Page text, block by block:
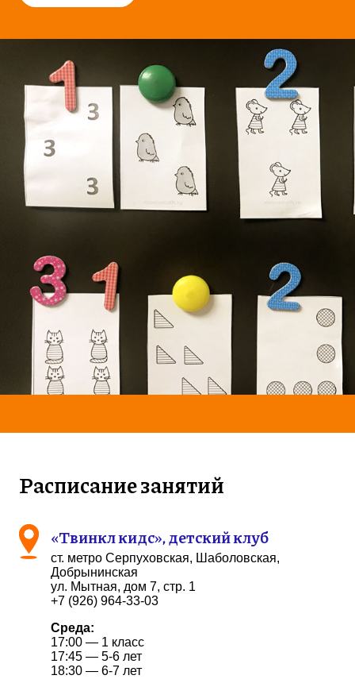
Расписание занятий
«Твинкл кидс», детский клуб
ст. метро Серпуховская, Шаболовская,
Добрынинская
ул. Мытная, дом 7, стр. 1
+7 (926) 964-33-03
Среда:
17:00 — 1 класс
17:45 — 5-6 лет
18:30 — 6-7 лет